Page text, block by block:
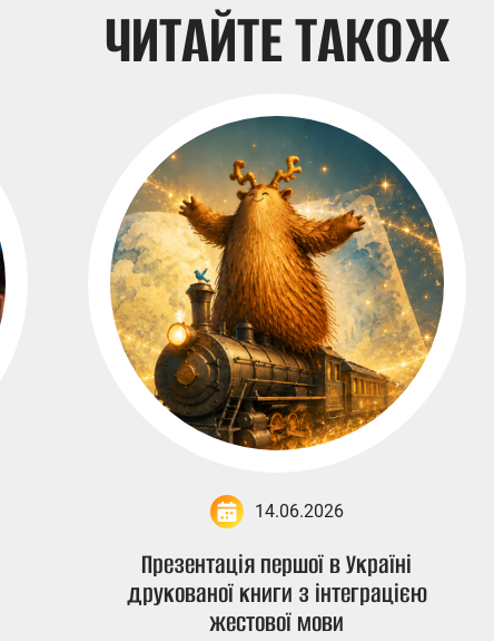
ЧИТАЙТЕ ТАКОЖ
14.06.2026
Презентація першої в Україні
друкованої книги з інтеграцією
жестової мови